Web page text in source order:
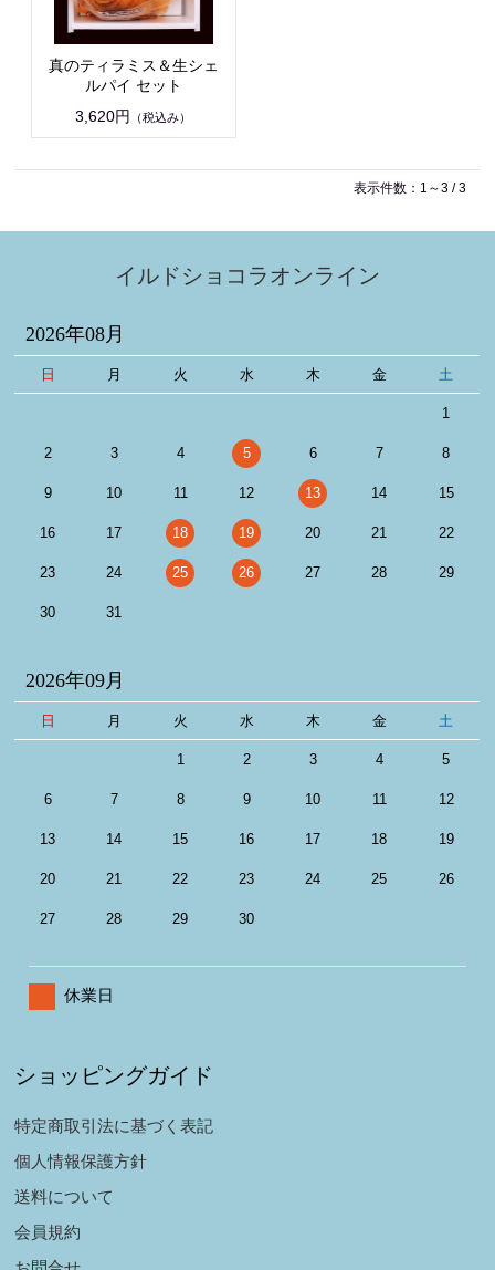
真のティラミス＆生シェ
ルパイ セット
3,620円
（税込み）
表示件数：1～3 / 3
イルドショコラオンライン
2026年08月
日 月 火 水 木 金 土
1
2 3 4 5 6 7 8
9 10 11 12 13 14 15
16 17 18 19 20 21 22
23 24 25 26 27 28 29
30 31
2026年09月
日 月 火 水 木 金 土
1 2 3 4 5
6 7 8 9 10 11 12
13 14 15 16 17 18 19
20 21 22 23 24 25 26
27 28 29 30
休業日
ショッピングガイド
特定商取引法に基づく表記
個人情報保護方針
送料について
会員規約